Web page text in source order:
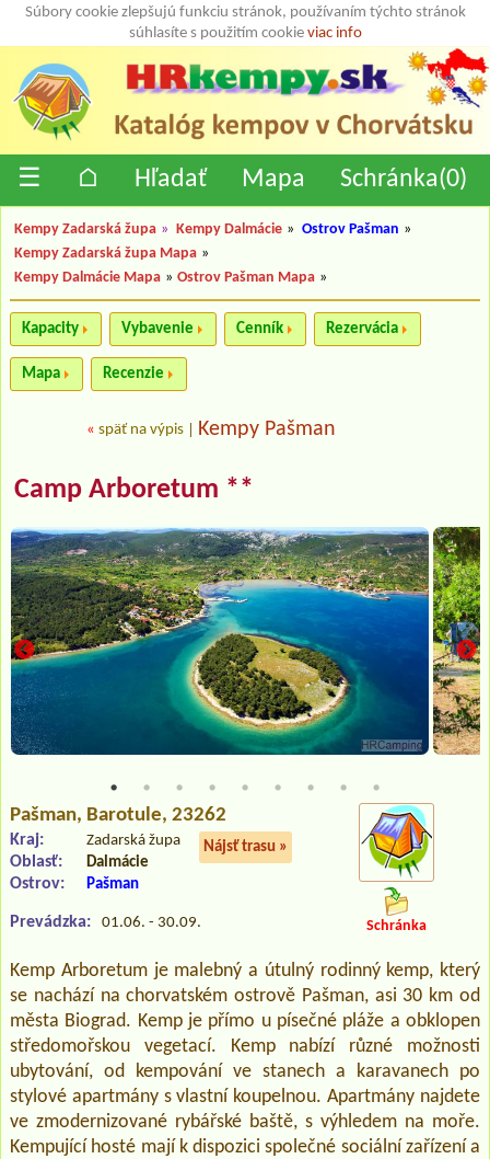
Súbory cookie zlepšujú funkciu stránok, používaním týchto stránok
súhlasíte s použitím cookie viac info
☰ ⌂ Hľadať Mapa Schránka(0)
Kempy Zadarská župa » Kempy Dalmácie » Ostrov Pašman »
Kempy Zadarská župa Mapa »
Kempy Dalmácie Mapa » Ostrov Pašman Mapa »
Kapacity Vybavenie Cenník Rezervácia
Mapa Recenzie
« späť na výpis Kempy Pašman
Camp Arboretum **
Pašman, Barotule, 23262
Nájsť trasu »
Kraj: Zadarská župa
Oblasť: Dalmácie
Ostrov: Pašman
Prevádzka: 01.06. - 30.09. Schránka
Kemp Arboretum je malebný a útulný rodinný kemp, který
se nachází na chorvatském ostrově Pašman, asi 30 km od
města Biograd. Kemp je přímo u písečné pláže a obklopen
středomořskou vegetací. Kemp nabízí různé možnosti
ubytování, od kempování ve stanech a karavanech po
stylové apartmány s vlastní koupelnou. Apartmány najdete
ve zmodernizované rybářské baště, s výhledem na moře.
Kempující hosté mají k dispozici společné sociální zařízení a